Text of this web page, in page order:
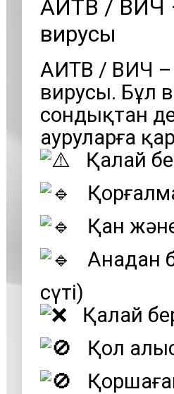
АИТВ / ВИЧ
вирусы
АИТВ / ВИЧ –
вирусы. Бұл
сондықтан
ауруларға
Қалай
Қан
Анадан
сүті)
Қалай
Қол